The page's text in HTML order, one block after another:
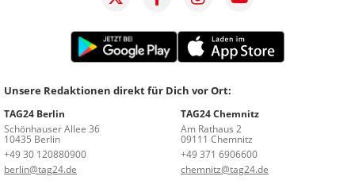
Unsere Redaktionen direkt für Dich vor Ort:
TAG24 Berlin
Schönhauser Allee 36
10435 Berlin
+49 30 120880900
berlin@tag24.de
TAG24 Chemnitz
Am Rathaus 2
09111 Chemnitz
+49 371 6906600
chemnitz@tag24.de